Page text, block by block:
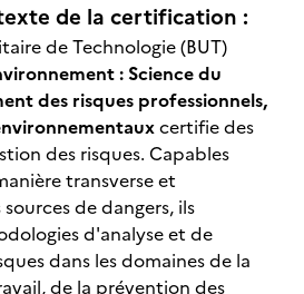
de la certification :
de Technologie (BUT)
: Science du
des risques professionnels,
certifie des
des risques. Capables
transverse et
de dangers, ils
d'analyse et de
dans les domaines de la
de la prévention des